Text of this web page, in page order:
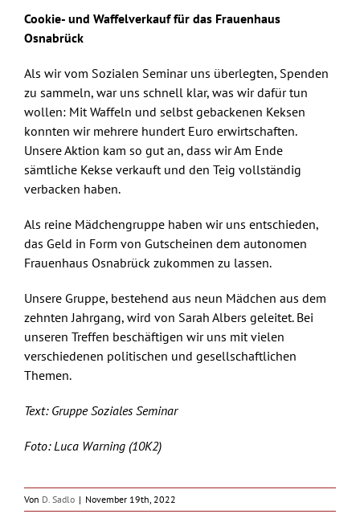
content
Cookie- und Waffelverkauf für das Frauenhaus
Osnabrück
Als wir vom Sozialen Seminar uns überlegten, Spenden
zu sammeln, war uns schnell klar, was wir dafür tun
wollen: Mit Waffeln und selbst gebackenen Keksen
konnten wir mehrere hundert Euro erwirtschaften.
Unsere Aktion kam so gut an, dass wir Am Ende
sämtliche Kekse verkauft und den Teig vollständig
verbacken haben.
Als reine Mädchengruppe haben wir uns entschieden,
das Geld in Form von Gutscheinen dem autonomen
Frauenhaus Osnabrück zukommen zu lassen.
Unsere Gruppe, bestehend aus neun Mädchen aus dem
zehnten Jahrgang, wird von Sarah Albers geleitet. Bei
unseren Treffen beschäftigen wir uns mit vielen
verschiedenen politischen und gesellschaftlichen
Themen.
Text: Gruppe Soziales Seminar
Foto: Luca Warning (10K2)
Von D. Sadlo | November 19th, 2022